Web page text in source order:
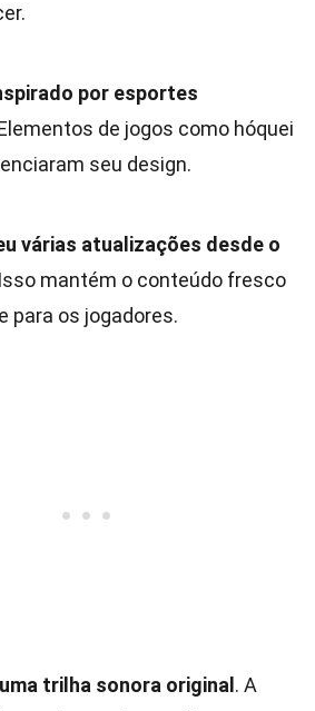
por esportes
de jogos como hóquei
seu design.
várias atualizações desde o
mantém o conteúdo fresco
para os jogadores.
trilha sonora original . A